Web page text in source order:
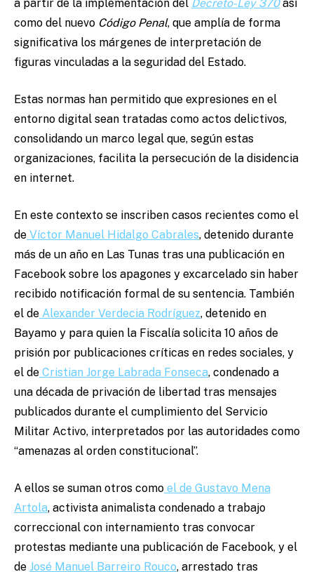
a partir de la implementación del Decreto-Ley 370así
como del nuevo Código Penal, que amplía de forma
significativa los márgenes de interpretación de
figuras vinculadas a la seguridad del Estado.
Estas normas han permitido que expresiones en el
entorno digital sean tratadas como actos delictivos,
consolidando un marco legal que, según estas
organizaciones, facilita la persecución de la disidencia
en internet.
En este contexto se inscriben casos recientes como el
de Víctor Manuel Hidalgo Cabrales, detenido durante
más de un año en Las Tunas tras una publicación en
Facebook sobre los apagones y excarcelado sin haber
recibido notificación formal de su sentencia. También
el de Alexander Verdecia Rodríguez, detenido en
Bayamo y para quien la Fiscalía solicita 10 años de
prisión por publicaciones críticas en redes sociales, y
el de Cristian Jorge Labrada Fonseca, condenado a
una década de privación de libertad tras mensajes
publicados durante el cumplimiento del Servicio
Militar Activo, interpretados por las autoridades como
“amenazas al orden constitucional”.
A ellos se suman otros como el de Gustavo Mena
Artola, activista animalista condenado a trabajo
correccional con internamiento tras convocar
protestas mediante una publicación de Facebook, y el
de José Manuel Barreiro Rouco, arrestado tras